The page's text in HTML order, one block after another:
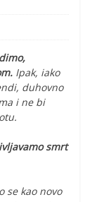
Ipak, iako
duhovno
i ne bi
smrt
se kao novo